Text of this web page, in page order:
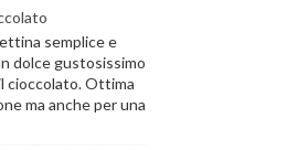
semplice e
dolce gustosissimo
cioccolato. Ottima
ma anche per una